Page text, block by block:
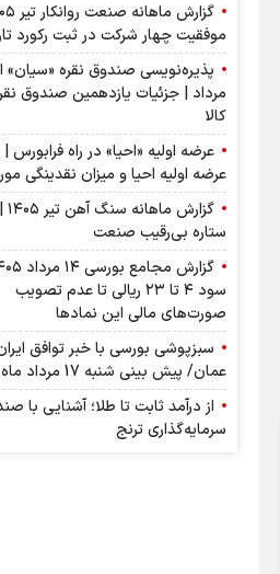
موفقیت چهار شرکت در ثبت رکورد
مرداد | جزئیات یازدهمین صندوق
کالا
عرضه اولیه «احیا» در راه فرابورس
عرضه اولیه احیا و میزان نقدینگی
ستاره بی‌رقیب صنعت
سود ۴ تا ۲۳ ریالی تا عدم تصویب
صورت‌های مالی این نماد‌ها
سبزپوشی بورسی با خبر توافق
عمان/ پیش بینی شنبه 17 مرداد ماه
از درآمد ثابت تا طلا؛ آشنایی با
سرمایه‌گذاری ترنج